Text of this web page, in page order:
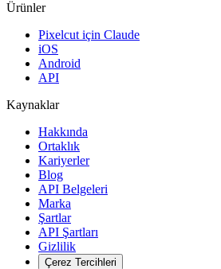
Ürünler
Pixelcut için Claude
iOS
Android
API
Kaynaklar
Hakkında
Ortaklık
Kariyerler
Blog
API Belgeleri
Marka
Şartlar
API Şartları
Gizlilik
Çerez Tercihleri